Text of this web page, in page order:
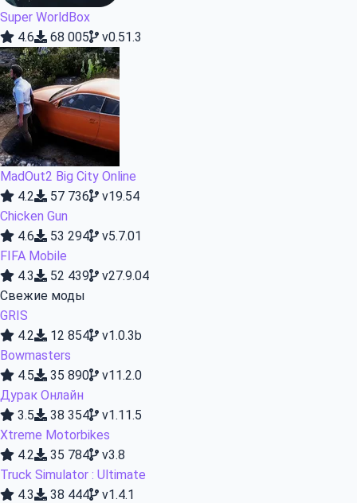
Super WorldBox
4.6
68 005 v0.51.3
MadOut2 Big City Online
4.2
57 736
v19.54
Chicken Gun
4.6
53 294
v5.7.01
FIFA Mobile
4.3
52 439
v27.9.04
Свежие моды
GRIS
4.2
12 854
v1.0.3b
Bowmasters
4.5
35 890
v11.2.0
Дурак Онлайн
3.5
38 354
v1.11.5
Xtreme Motorbikes
4.2
35 784
v3.8
Truck Simulator : Ultimate
4.3
38 444 v1.4.1